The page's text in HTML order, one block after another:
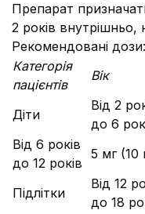
Препарат
2 років внутрішньо,
Рекомендовані дози:
Категорія
пацієнтів
Вік
Діти
Від 2
до 6
Від 6 років
до 12 років
5 мг (10
Підлітки
Від 12
до 18